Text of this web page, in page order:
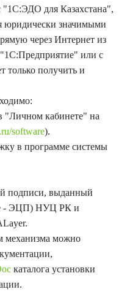
"1С:ЭДО для Казахстана",
юридически значимыми
через Интернет из
или с
только получить и
"Личном кабинете" на
software).
в программе системы
подписи, выданный
- ЭЦП) НУЦ РК и
механизма можно
каталога установки